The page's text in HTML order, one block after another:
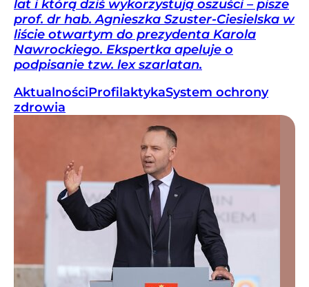
lat i którą dziś wykorzystują oszuści – pisze
prof. dr hab. Agnieszka Szuster-Ciesielska w
liście otwartym do prezydenta Karola
Nawrockiego. Ekspertka apeluje o
podpisanie tzw. lex szarlatan.
AktualnościProfilaktykaSystem ochrony
zdrowia